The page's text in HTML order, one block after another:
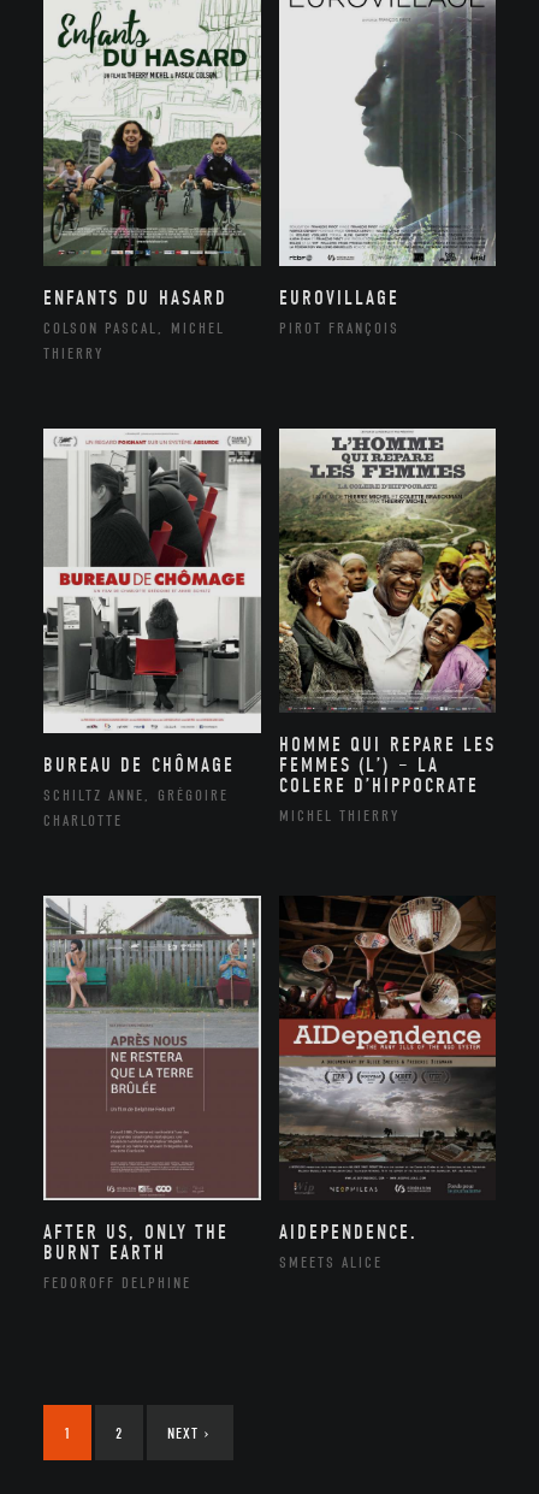
ENFANTS DU HASARD
COLSON PASCAL, MICHEL
THIERRY
EUROVILLAGE
PIROT FRANÇOIS
BUREAU DE CHÔMAGE
SCHILTZ ANNE, GRÉGOIRE
CHARLOTTE
HOMME QUI REPARE LES
FEMMES (L’) – LA
COLERE D’HIPPOCRATE
MICHEL THIERRY
AFTER US, ONLY THE
BURNT EARTH
FEDOROFF DELPHINE
AIDEPENDENCE.
SMEETS ALICE
1 2 NEXT ›